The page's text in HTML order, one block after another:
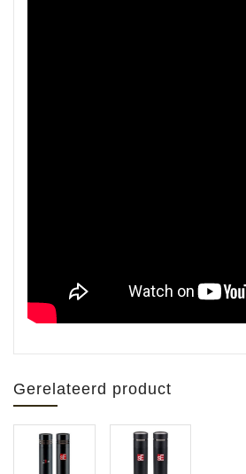
Gerelateerd product